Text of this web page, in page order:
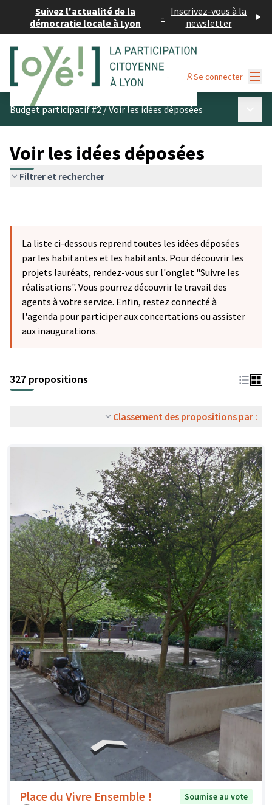
Suivez l'actualité de la
démocratie locale à Lyon
- Inscrivez-vous à la
newsletter
Se connecter
Budget participatif #2/Voir les idées déposées
Voir les idées déposées
Filtrer et rechercher
La liste ci-dessous reprend toutes les idées déposées
par les habitantes et les habitants. Pour découvrir les
projets lauréats, rendez-vous sur l'onglet "Suivre les
réalisations". Vous pourrez découvrir le travail des
agents à votre service. Enfin, restez connecté à
l'agenda pour participer aux concertations ou assister
aux inaugurations.
327 propositions
Classement des propositions par :
Place du Vivre Ensemble !
Soumise au vote